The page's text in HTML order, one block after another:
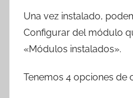
Una vez instalado,
Configurar del módulo
«Módulos instalados».
Tenemos 4 opciones de